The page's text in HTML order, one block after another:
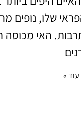
שלו, נופים
האי מכוסה
»